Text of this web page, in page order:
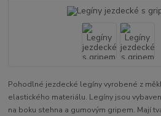
Pohodlné jezdecké legíny vyrobené z
elastického materiálu. Legíny jsou
na boku stehna a gumovým gripem. Mají